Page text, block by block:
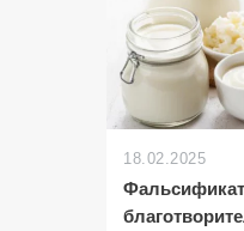
18.02.2025